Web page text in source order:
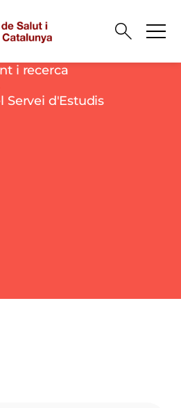
i recerca
Servei d'Estudis